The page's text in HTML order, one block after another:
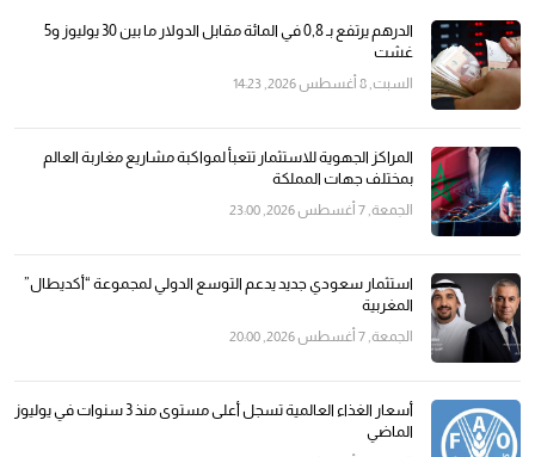
الدرهم يرتفع بـ 0,8 في المائة مقابل الدولار ما بين 30 يوليوز و5
غشت
السبت, 8 أغسطس 2026, 14:23
المراكز الجهوية للاستثمار تتعبأ لمواكبة مشاريع مغاربة العالم
بمختلف جهات المملكة
الجمعة, 7 أغسطس 2026, 23:00
استثمار سعودي جديد يدعم التوسع الدولي لمجموعة “أكديطال”
المغربية
الجمعة, 7 أغسطس 2026, 20:00
أسعار الغذاء العالمية تسجل أعلى مستوى منذ 3 سنوات في يوليوز
الماضي